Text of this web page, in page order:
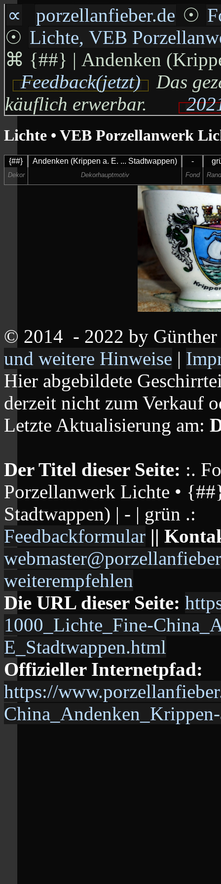
∝ porzellanfieber.de ☉
☉ Lichte, VEB
⌘ {##} | Andenken
Feedback(jetzt)
Das
käuflich erwerbar.
Lichte • VEB Porzellanwerk
{##} Andenken (Krippen a. E. ... Stadtwappen) -
Dekor Dekorhauptmotiv Fond
© 2014 - 2022 by
und weitere Hinweise |
Hier abgebildete
derzeit nicht zum Verkauf
Letzte Aktualisierung am:
Der Titel dieser Seite: :.
Porzellanwerk Lichte •
Stadtwappen) | - | grün .:
Feedbackformular ||
weiterempfehlen
Die URL dieser Seite:
1000_Lichte_Fine-
E_Stadtwappen.html
Offizieller Internetpfad:
https://